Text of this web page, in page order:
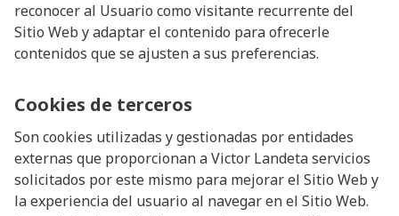
reconocer al Usuario como visitante recurrente del
Sitio Web y adaptar el contenido para ofrecerle
contenidos que se ajusten a sus preferencias.
Cookies de terceros
Son cookies utilizadas y gestionadas por entidades
externas que proporcionan aVictor Landetaservicios
solicitados por este mismo para mejorar el Sitio Web y
la experiencia del usuario al navegar en el Sitio Web.